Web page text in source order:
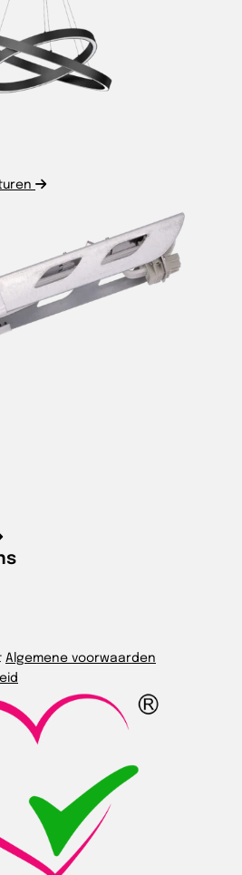
Algemene voorwaarden